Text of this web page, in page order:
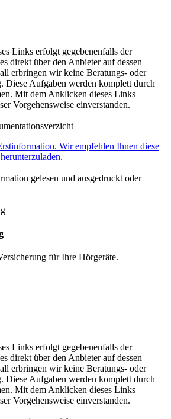
Links erfolgt gegebenenfalls der
direkt über den Anbieter auf dessen
erbringen wir keine Beratungs- oder
Diese Aufgaben werden komplett durch
Mit dem Anklicken dieses Links
Vorgehensweise einverstanden.
Wir empfehlen Ihnen diese
gelesen und ausgedruckt oder
für Ihre Hörgeräte.
Links erfolgt gegebenenfalls der
direkt über den Anbieter auf dessen
erbringen wir keine Beratungs- oder
Diese Aufgaben werden komplett durch
Mit dem Anklicken dieses Links
Vorgehensweise einverstanden.